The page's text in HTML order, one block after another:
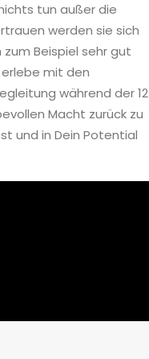
tun außer die
werden sie sich
Beispiel sehr gut
mit den
während der 12
Macht zurück zu
und in Dein Potential